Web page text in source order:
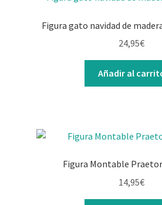
Figura gato navidad de
24,95€
Añadir al
Figura Montable
14,95€